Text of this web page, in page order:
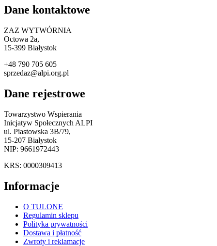
Dane kontaktowe
ZAZ WYTWÓRNIA
Octowa 2a,
15-399 Białystok
+48 790 705 605
sprzedaz@alpi.org.pl
Dane rejestrowe
Towarzystwo Wspierania
Inicjatyw Społecznych ALPI
ul. Piastowska 3B/79,
15-207 Białystok
NIP: 9661972443
KRS: 0000309413
Informacje
O TULONE
Regulamin sklepu
Polityka prywatności
Dostawa i płatność
Zwroty i reklamacje